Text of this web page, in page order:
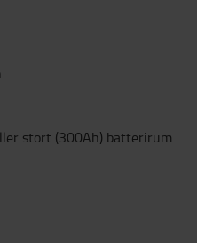
stort (300Ah) batterirum